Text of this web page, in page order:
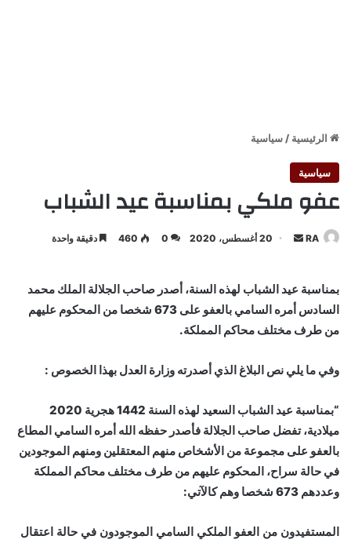
الرئيسية / سياسية
سياسية
عفو ملكي بمناسبة عيد الشباب
RA
أرسل 20 أغسطس، 2020 0
460 دقيقة واحدة
بمناسبة عيد الشباب لهذه السنة، أصدر صاحب الجلالة الملك محمد
السادس أمره السامي بالعفو على 673 شخصا من المحكوم عليهم
من طرف مختلف محاكم المملكة.
وفي ما يلي نص البلاغ الذي أصدرته وزارة العدل بهذا الخصوص :
“بمناسبة عيد الشباب السعيد لهذه السنة 1442 هجرية 2020
ميلادية، تفضل صاحب الجلالة فأصدر حفظه الله أمره السامي المطاع
بالعفو على مجموعة من الأشخاص منهم المعتقلين ومنهم الموجودين
في حالة سراح، المحكوم عليهم من طرف مختلف محاكم المملكة
وعددهم 673 شخصا وهم كالآتي:
المستفيدون من العفو الملكي السامي الموجودون في حالة اعتقال